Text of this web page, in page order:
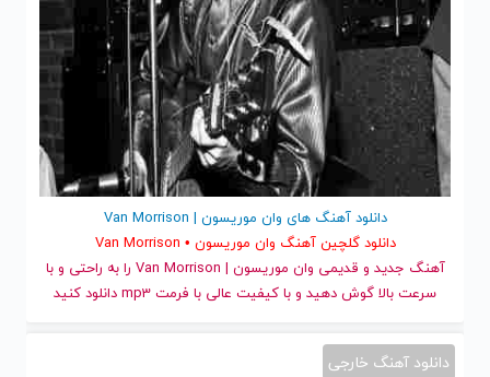
دانلود آهنگ های وان موریسون | Van Morrison
دانلود گلچین آهنگ وان موریسون • Van Morrison
آهنگ جدید
و قدیمی وان موریسون | Van Morrison را به راحتی و با
سرعت بالا گوش دهید و با کیفیت عالی با فرمت mp3 دانلود کنید
دانلود آهنگ خارجی